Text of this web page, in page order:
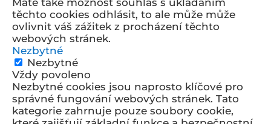
těchto cookies odhlásit, to ale může může
ovlivnit váš zážitek z procházení těchto
webových stránek.
Nezbytné
Nezbytné
Vždy povoleno
Nezbytné cookies jsou naprosto klíčové pro
správné fungování webových stránek. Tato
kategorie zahrnuje pouze soubory cookie,